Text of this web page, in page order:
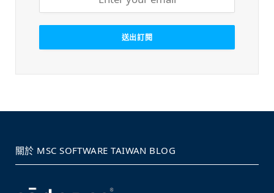
關於 MSC SOFTWARE TAIWAN BLOG